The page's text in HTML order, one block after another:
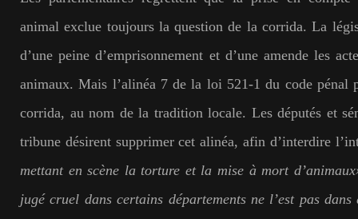
animal exclue toujours la question de la corrida. La
d’une peine d’emprisonnement et d’une amende les
animaux. Mais l’alinéa 7 de la loi 521-1 du code pénal
corrida, au nom de la tradition locale. Les députés et
tribune désirent supprimer cet alinéa, afin d’interdire
mettant en scène la torture et la mise à mort
jugé cruel dans certains départements ne l’est pas dans